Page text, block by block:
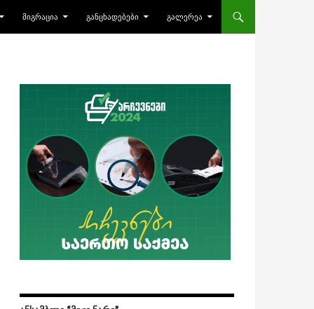
ᲛᲘᲒᲠᲐᲪᲘᲐ ᲒᲐᲜᲪᲮᲐᲓᲔᲑᲔᲑᲘ ᲒᲐᲚᲔᲠᲔᲐ